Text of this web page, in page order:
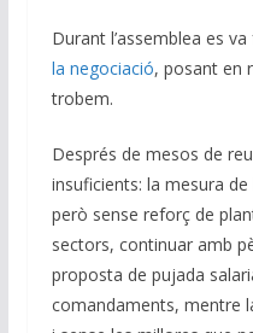
Durant l’assemblea es
la negociació, posant en
trobem.
Després de mesos de
insuficients: la mesura
però sense reforç de
sectors, continuar amb
proposta de pujada
comandaments, mentre